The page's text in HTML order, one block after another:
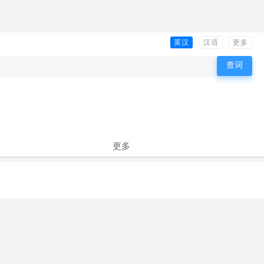
英汉 汉语 更多
更多